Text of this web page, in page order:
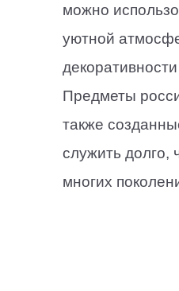
можно
уютной
Предметы
также
служить долго,
многих